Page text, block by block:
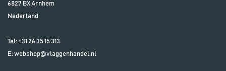
6827 BXArnhem
Nederland
Tel: +31 26 35 15 313
E:webshop@vlaggenhandel.nl